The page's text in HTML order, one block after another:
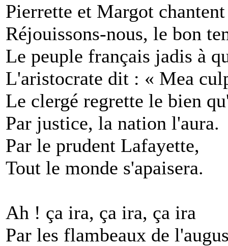
Pierrette et Margot
Réjouissons-nous, le bon
Le peuple français jadis à
L'aristocrate dit : « Mea
Le clergé regrette le bien
Par justice, la nation l'aura.
Par le prudent Lafayette,
Tout le monde s'apaisera.
Ah ! ça ira, ça ira, ça ira
Par les flambeaux de